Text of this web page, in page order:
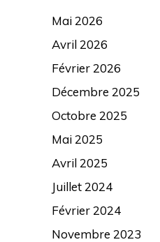
Mai 2026
Avril 2026
Février 2026
Décembre 2025
Octobre 2025
Mai 2025
Avril 2025
Juillet 2024
Février 2024
Novembre 2023